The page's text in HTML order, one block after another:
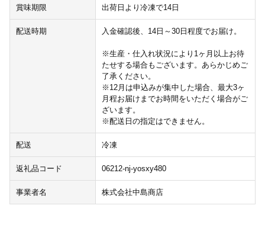
賞味期限 出荷日より冷凍で14日
配送時期 入金確認後、14日～30日程度でお届け。
※生産・仕入れ状況により1ヶ月以上お待
たせする場合もございます。あらかじめご
了承ください。
※12月は申込みが集中した場合、最大3ヶ
月程お届けまでお時間をいただく場合がご
ざいます。
※配送日の指定はできません。
配送 冷凍
返礼品コード 06212-nj-yosxy480
事業者名 株式会社中島商店